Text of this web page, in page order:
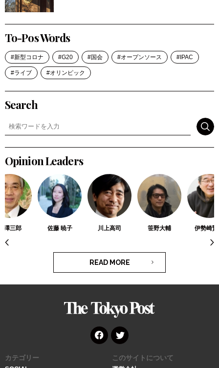
To-Pos Words
新型コロナ G20 国会 オープンソース IPAC
ライブ オリンピック
Search
Opinion Leaders
澤三郎 佐藤 暁子 川上高司 笹野大輔 伊勢崎
READ MORE
er
カテゴリー このサイトについて